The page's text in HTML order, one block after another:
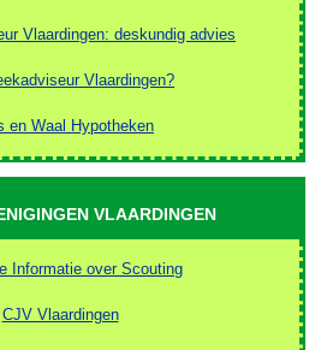
Vlaardingen: deskundig advies
Vlaardingen?
en Waal Hypotheken
VLAARDINGEN
Informatie over Scouting
CJV Vlaardingen